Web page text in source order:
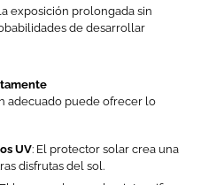
exposición prolongada sin
de desarrollar
adecuado puede ofrecer lo
UV: El protector solar crea una
disfrutas del sol.